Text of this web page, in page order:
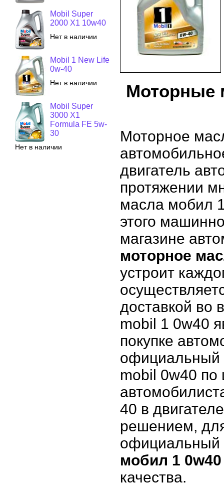
Mobil Super
2000 X1 10w40
Нет в наличии
Mobil 1 New Life
0w-40
Нет в наличии
Mobil Super
3000 X1
Formula FE 5w-
30
Нет в наличии
Моторные
Моторное
двигатель
протяжении
масла мобил
этого
магазине
моторное
устроит
доставкой во
mobil 1 0w40
покупке
официальный
mobil 0w40 по
40 в
решением,
мобил 1
качества.